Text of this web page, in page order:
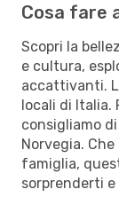
Cosa fare
Scopri la
e cultura,
accattivanti.
locali di Italia.
consigliamo
Norvegia.
famiglia,
sorprenderti